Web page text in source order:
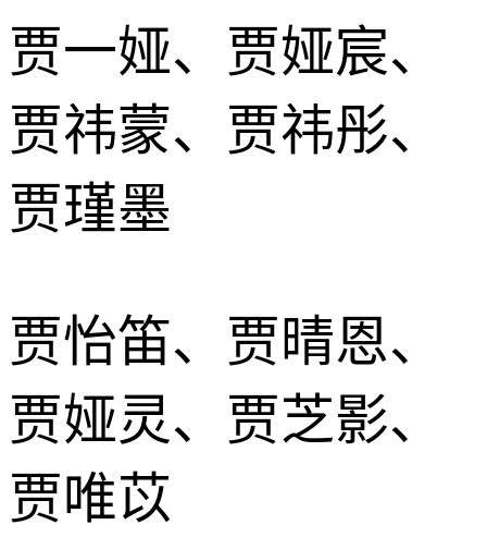
贾一娅、贾娅宸、
贾祎蒙、贾祎彤、
贾瑾墨
贾怡笛、贾晴恩、
贾娅灵、贾芝影、
贾唯苡